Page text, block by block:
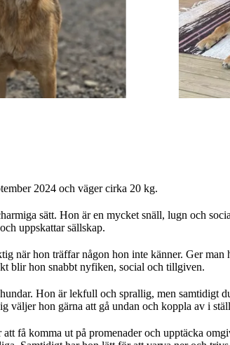
2024 och väger cirka 20 kg.
sätt. Hon är en mycket snäll, lugn och
uppskattar sällskap.
när hon träffar någon hon inte känner. Ger man
blir hon snabbt nyfiken, social och tillgiven.
Hon är lekfull och sprallig, men samtidigt
väljer hon gärna att gå undan och koppla av i
få komma ut på promenader och upptäcka